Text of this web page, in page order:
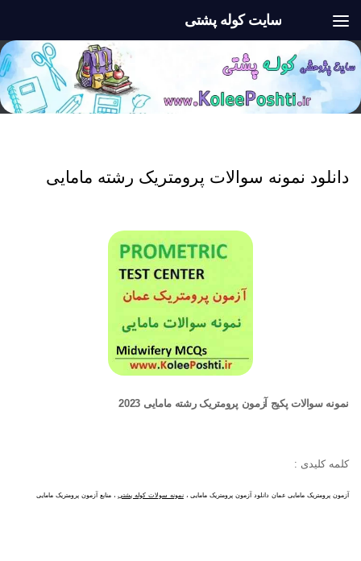
سایت کوله پشتی
دانلود نمونه سوالات پرومتریک رشته مامایی
نمونه سوالات پکیج آزمون پرومتریک رشته مامایی 2023
کلمه کلیدی :
آزمون پرومتریک مامایی عمان دانلود آزمون پرومتریک مامایی ،نمونه سولات کوله پشتی، منابع آزمون پرومتریک مامایی